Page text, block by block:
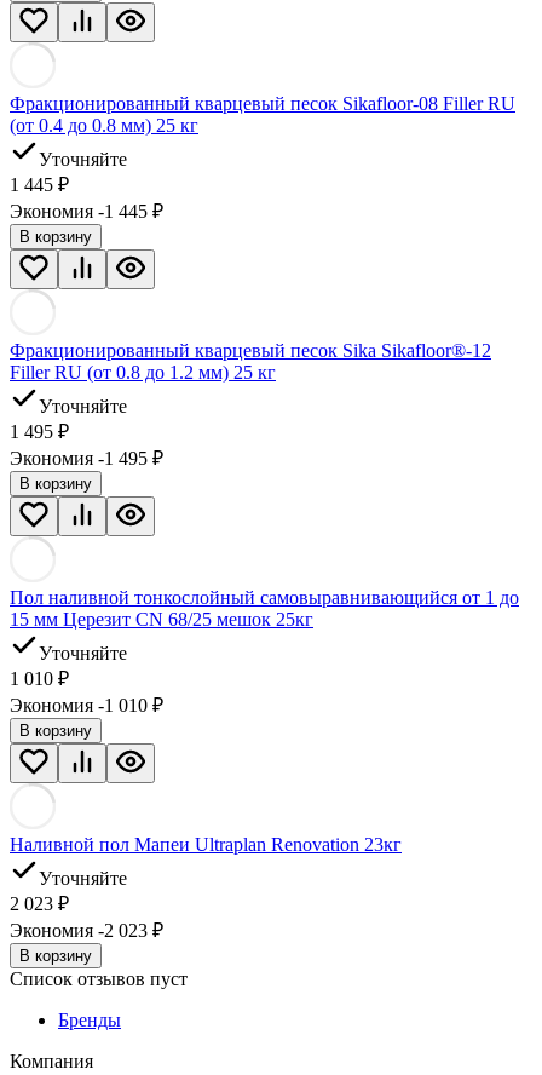
Фракционированный кварцевый песок Sikafloor-08 Filler RU
(от 0.4 до 0.8 мм) 25 кг
Уточняйте
1 445 ₽
Экономия -1 445 ₽
В корзину
Фракционированный кварцевый песок Sika Sikafloor®-12
Filler RU (от 0.8 до 1.2 мм) 25 кг
Уточняйте
1 495 ₽
Экономия -1 495 ₽
В корзину
Пол наливной тонкослойный самовыравнивающийся от 1 до
15 мм Церезит CN 68/25 мешок 25кг
Уточняйте
1 010 ₽
Экономия -1 010 ₽
В корзину
Наливной пол Мапеи Ultraplan Renovation 23кг
Уточняйте
2 023 ₽
Экономия -2 023 ₽
В корзину
Список отзывов пуст
Бренды
Компания